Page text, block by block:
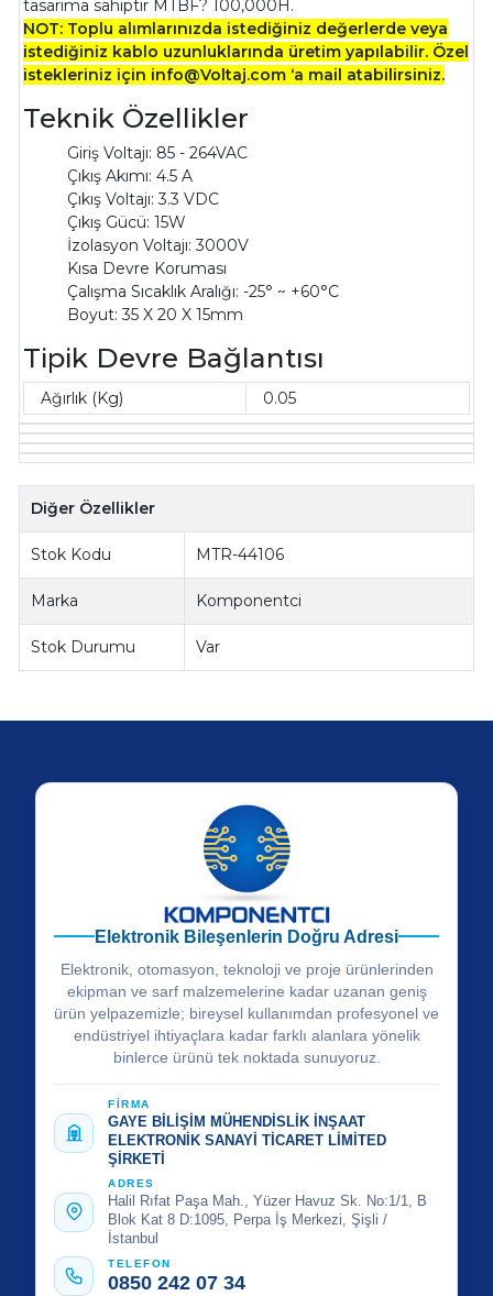
tasarıma sahiptir MTBF? 100,000H.
NOT: Toplu alımlarınızda istediğiniz değerlerde veya
istediğiniz kablo uzunluklarında üretim yapılabilir. Özel
istekleriniz için info@Voltaj.com ‘a mail atabilirsiniz.
Teknik Özellikler
Giriş Voltajı: 85 - 264VAC
Çıkış Akımı: 4.5 A
Çıkış Voltajı: 3.3 VDC
Çıkış Gücü: 15W
İzolasyon Voltajı: 3000V
Kısa Devre Koruması
Çalışma Sıcaklık Aralığı: -25° ~ +60°C
Boyut:35 X 20 X 15mm
Tipik Devre Bağlantısı
Ağırlık (Kg) 0.05
Diğer Özellikler
Stok Kodu MTR-44106
Marka Komponentci
Stok Durumu Var
Elektronik Bileşenlerin Doğru Adresi
Elektronik, otomasyon, teknoloji ve proje ürünlerinden
ekipman ve sarf malzemelerine kadar uzanan geniş
ürün yelpazemizle; bireysel kullanımdan profesyonel ve
endüstriyel ihtiyaçlara kadar farklı alanlara yönelik
binlerce ürünü tek noktada sunuyoruz.
FİRMA
GAYE BİLİŞİM MÜHENDİSLİK İNŞAAT
ELEKTRONİK SANAYİ TİCARET LİMİTED
ŞİRKETİ
ADRES
Halil Rıfat Paşa Mah., Yüzer Havuz Sk. No:1/1, B
Blok Kat 8 D:1095, Perpa İş Merkezi, Şişli /
İstanbul
TELEFON
0850 242 07 34